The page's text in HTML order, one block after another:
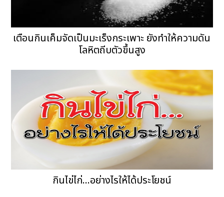
เตือนกินเค็มจัดเป็นมะเร็งกระเพาะ ยังทำให้ความดัน
โลหิตถีบตัวขึ้นสูง
กินไข่ไก่...อย่างไรให้ได้ประโยชน์